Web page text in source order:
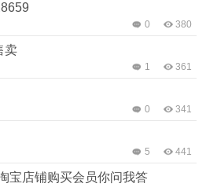
380
0
卖
361
1
341
0
441
5
宝店铺购买会员你问我答